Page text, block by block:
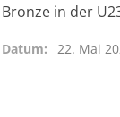
Bronze in der
Datum 22. Mai